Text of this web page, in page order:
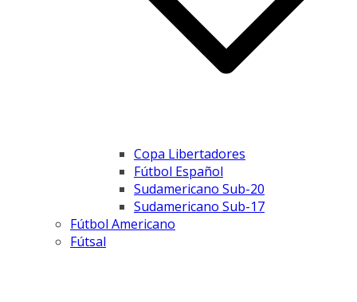
Copa Libertadores
Fútbol Español
Sudamericano Sub-20
Sudamericano Sub-17
Fútbol Americano
Fútsal